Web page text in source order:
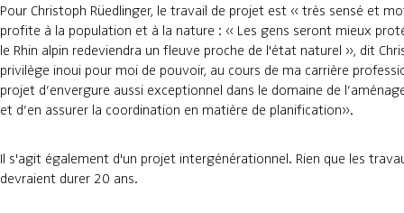
Pour Christoph Rüedlinger, le travail de projet est « très sensé et
profite à la population et à la nature : « Les gens seront mieux
le Rhin alpin redeviendra un fleuve proche de l'état naturel », dit
privilège inoui pour moi de pouvoir, au cours de ma carrière
projet d’envergure aussi exceptionnel dans le domaine de
et d’en assurer la coordination en matière de planification».
Il s'agit également d'un projet intergénérationnel. Rien que les
devraient durer 20 ans.